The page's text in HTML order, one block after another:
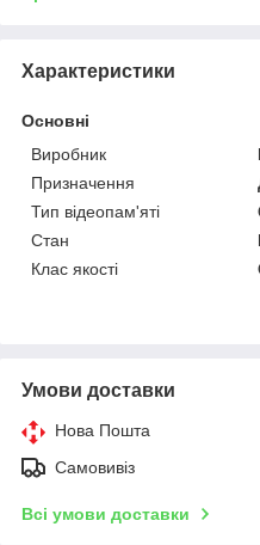
Характеристики
Основні
Виробник
Призначення
Тип відеопам'яті
Стан
Клас якості
Умови доставки
Нова Пошта
Самовивіз
Всі умови доставки